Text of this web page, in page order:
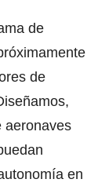
de
de
aeronaves
en